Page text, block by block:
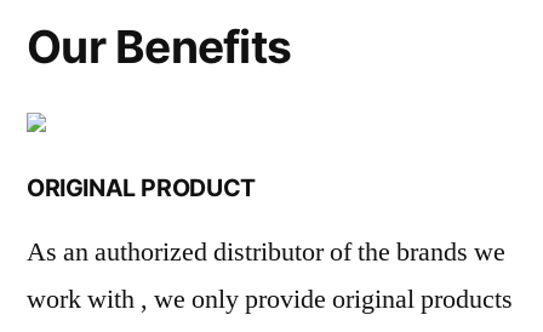
Our Benefits
ORIGINAL PRODUCT
As an authorized distributor of the brands we
work with , we only provide original products